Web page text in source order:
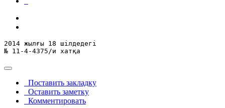
2014 жылғы 18 шілдедегі
№ 11-4-4375/и хатқа
Поставить закладку
Оставить заметку
Комментировать